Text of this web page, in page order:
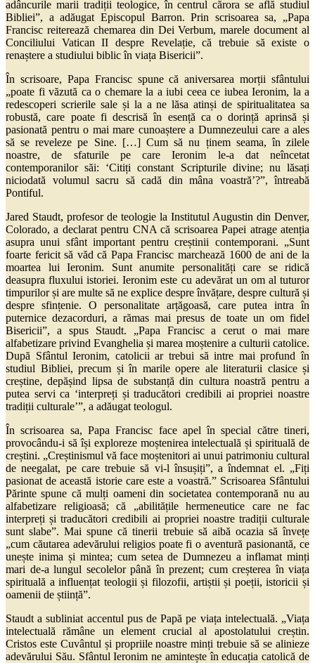
adâncurile marii tradiții teologice, în centrul cărora se află studiul
Bibliei”, a adăugat Episcopul Barron. Prin scrisoarea sa, „Papa
Francisc reiterează chemarea din Dei Verbum, marele document al
Conciliului Vatican II despre Revelație, că trebuie să existe o
renaștere a studiului biblic în viața Bisericii”.
În scrisoare, Papa Francisc spune că aniversarea morții sfântului
„poate fi văzută ca o chemare la a iubi ceea ce iubea Ieronim, la a
redescoperi scrierile sale și la a ne lăsa atinși de spiritualitatea sa
robustă, care poate fi descrisă în esență ca o dorință aprinsă și
pasionată pentru o mai mare cunoaștere a Dumnezeului care a ales
să se reveleze pe Sine. […] Cum să nu ținem seama, în zilele
noastre, de sfaturile pe care Ieronim le-a dat neîncetat
contemporanilor săi: ‘Citiți constant Scripturile divine; nu lăsați
niciodată volumul sacru să cadă din mâna voastră’?”, întreabă
Pontiful.
Jared Staudt, profesor de teologie la Institutul Augustin din Denver,
Colorado, a declarat pentru CNA că scrisoarea Papei atrage atenția
asupra unui sfânt important pentru creștinii contemporani. „Sunt
foarte fericit să văd că Papa Francisc marchează 1600 de ani de la
moartea lui Ieronim. Sunt anumite personalități care se ridică
deasupra fluxului istoriei. Ieronim este cu adevărat un om al tuturor
timpurilor și are multe să ne explice despre învățare, despre cultură și
despre sfințenie. O personalitate arțăgoasă, care putea intra în
puternice dezacorduri, a rămas mai presus de toate un om fidel
Bisericii”, a spus Staudt. „Papa Francisc a cerut o mai mare
alfabetizare privind Evanghelia și marea moștenire a culturii catolice.
După Sfântul Ieronim, catolicii ar trebui să intre mai profund în
studiul Bibliei, precum și în marile opere ale literaturii clasice și
creștine, depășind lipsa de substanță din cultura noastră pentru a
putea servi ca ‘interpreți și traducători credibili ai propriei noastre
tradiții culturale’”, a adăugat teologul.
În scrisoarea sa, Papa Francisc face apel în special către tineri,
provocându-i să își exploreze moștenirea intelectuală și spirituală de
creștini. „Creștinismul vă face moștenitori ai unui patrimoniu cultural
de neegalat, pe care trebuie să vi-l însușiți”, a îndemnat el. „Fiți
pasionat de această istorie care este a voastră.” Scrisoarea Sfântului
Părinte spune că mulți oameni din societatea contemporană nu au
alfabetizare religioasă; că „abilitățile hermeneutice care ne fac
interpreți și traducători credibili ai propriei noastre tradiții culturale
sunt slabe”. Mai spune că tinerii trebuie să aibă ocazia să învețe
„cum căutarea adevărului religios poate fi o aventură pasionantă, ce
unește inima și mintea; cum setea de Dumnezeu a inflamat minți
mari de-a lungul secolelor până în prezent; cum creșterea în viața
spirituală a influențat teologii și filozofii, artiștii și poeții, istoricii și
oamenii de știință”.
Staudt a subliniat accentul pus de Papă pe viața intelectuală. „Viața
intelectuală rămâne un element crucial al apostolatului creștin.
Cristos este Cuvântul și propriile noastre minți trebuie să se alinieze
adevărului Său. Sfântul Ieronim ne amintește în educația catolică de